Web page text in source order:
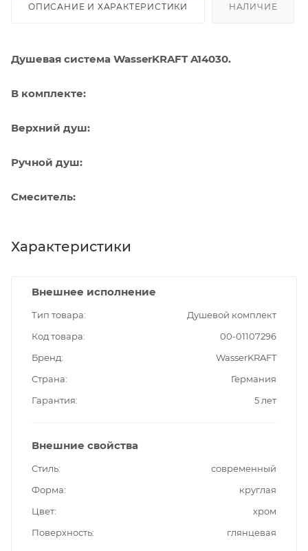
ОПИСАНИЕ И ХАРАКТЕРИСТИКИ НАЛИЧИЕ
Душевая система WasserKRAFT A14030.
В комплекте:
Верхний душ:
Ручной душ:
Смеситель:
Характеристики
Внешнее исполнение
Тип товара
Душевой комплект
Код товара
00-01107296
Бренд
WasserKRAFT
Страна
Германия
Гарантия
5 лет
Внешние свойства
Стиль
современный
Форма
круглая
Цвет
хром
Поверхность
глянцевая